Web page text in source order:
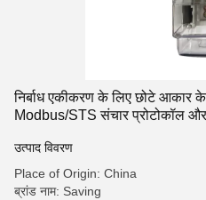
निर्बाध एकीकरण के लिए छोटे आकार
Modbus/STS संचार प्रोटोकॉल
उत्पाद विवरण
Place of Origin: China
ब्रांड नाम: Saving